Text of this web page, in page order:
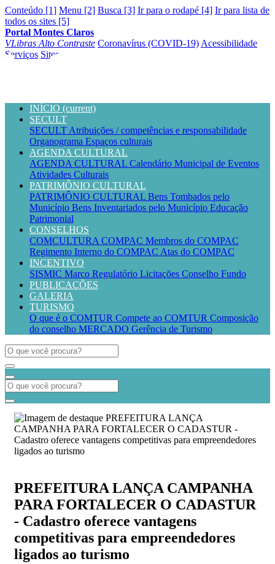
Conteúdo [1] Menu [2] Busca [3] Ir para o rodapé [4] Ir para lista de
todos os sites [5]
Portal Montes Claros
VLibras Alto Contraste Coronavírus (COVID-19) Acessibilidade
Serviços Sites
INÍCIO (current)
SECULT
SECULT Atribuições / competências e responsabilidade
Organograma Espaços culturais
AGENDA CULTURAL
AGENDA CULTURAL Calendário Municipal de Eventos
Atividades Culturais
PATRIMÔNIO CULTURAL
PATRIMÔNIO CULTURAL Bens Tombados pelo
Município Bens Inventariados pelo Município Educação
Patrimonial
CONSELHOS
COMCULTURA COMPAC Membros do COMPAC
Regimento Interno do COMPAC Atas do COMPAC
INCENTIVO
SISMIC Marco Regulatório Licitações Conselho Fundo
PUBLICAÇÕES
GALERIA
TURISMO
O que é o COMTUR Compete ao COMTUR Composição
do conselho MERCADO Gerência de Turismo
PREFEITURA LANÇA CAMPANHA
PARA FORTALECER O CADASTUR
- Cadastro oferece vantagens
competitivas para empreendedores
ligados ao turismo